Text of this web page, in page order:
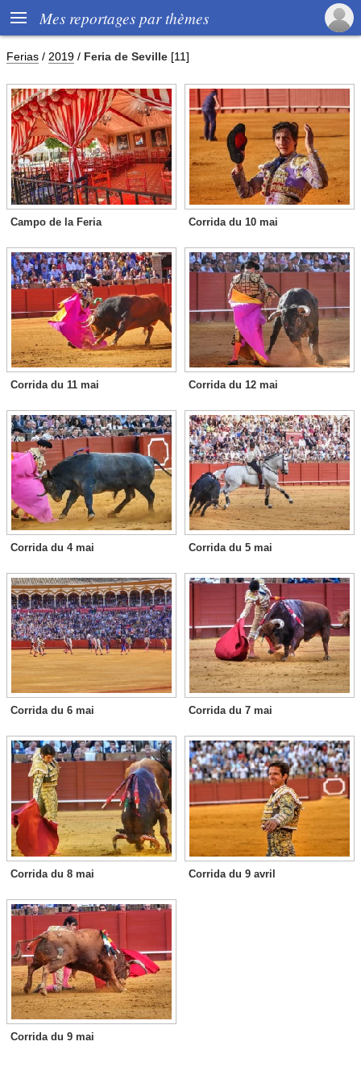
 Mes reportages par thèmes
Ferias / 2019 / Feria de Seville [11]
Campo de la Feria Corrida du 10 mai
Corrida du 11 mai Corrida du 12 mai
Corrida du 4 mai Corrida du 5 mai
Corrida du 6 mai Corrida du 7 mai
Corrida du 8 mai Corrida du 9 avril
Corrida du 9 mai